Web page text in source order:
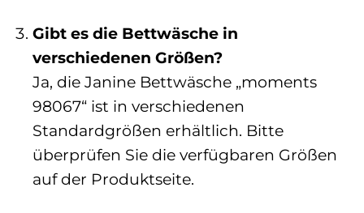
Gibt es die Bettwäsche in
verschiedenen Größen?
Ja, die Janine Bettwäsche „moments
98067“ ist in verschiedenen
Standardgrößen erhältlich. Bitte
überprüfen Sie die verfügbaren Größen
auf der Produktseite.